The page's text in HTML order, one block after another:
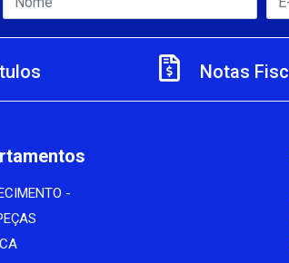
Notas
-